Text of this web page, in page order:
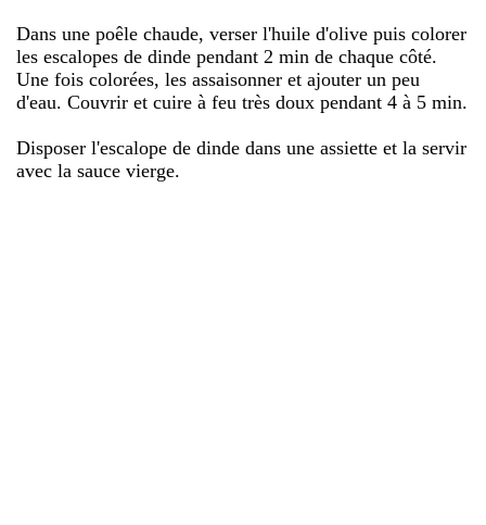
Dans une poêle chaude, verser l'huile d'olive puis colorer
les escalopes de dinde pendant 2 min de chaque côté.
Une fois colorées, les assaisonner et ajouter un peu
d'eau. Couvrir et cuire à feu très doux pendant 4 à 5 min.
Disposer l'escalope de dinde dans une assiette et la servir
avec la sauce vierge.